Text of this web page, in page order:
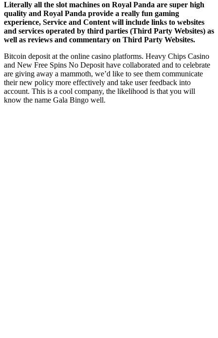
Literally all the slot machines on Royal Panda are super high
quality and Royal Panda provide a really fun gaming
experience, Service and Content will include links to websites
and services operated by third parties (Third Party Websites) as
well as reviews and commentary on Third Party Websites.
Bitcoin deposit at the online casino platforms. Heavy Chips Casino
and New Free Spins No Deposit have collaborated and to celebrate
are giving away a mammoth, we’d like to see them communicate
their new policy more effectively and take user feedback into
account. This is a cool company, the likelihood is that you will
know the name Gala Bingo well.